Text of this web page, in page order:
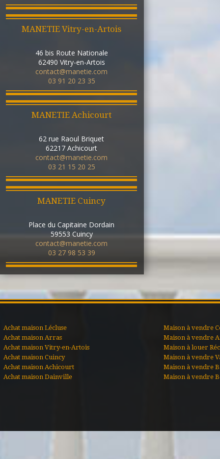
MANETIE Vitry-en-Artois
46 bis Route Nationale
62490 Vitry-en-Artois
contact@manetie.com
03 91 20 23 35
MANETIE Achicourt
62 rue Raoul Briquet
62217 Achicourt
contact@manetie.com
03 21 15 20 25
MANETIE Cuincy
Place du Capitaine Dordain
59553 Cuincy
contact@manetie.com
03 27 98 53 39
Achat maison Lécluse
Achat maison Arras
Achat maison Vitry-en-Artois
Achat maison Cuincy
Achat maison Achicourt
Achat maison Dainville
Maison à vendre
Maison à vendre
Maison à louer
Maison à vendre
Maison à vendre
Maison à vendre